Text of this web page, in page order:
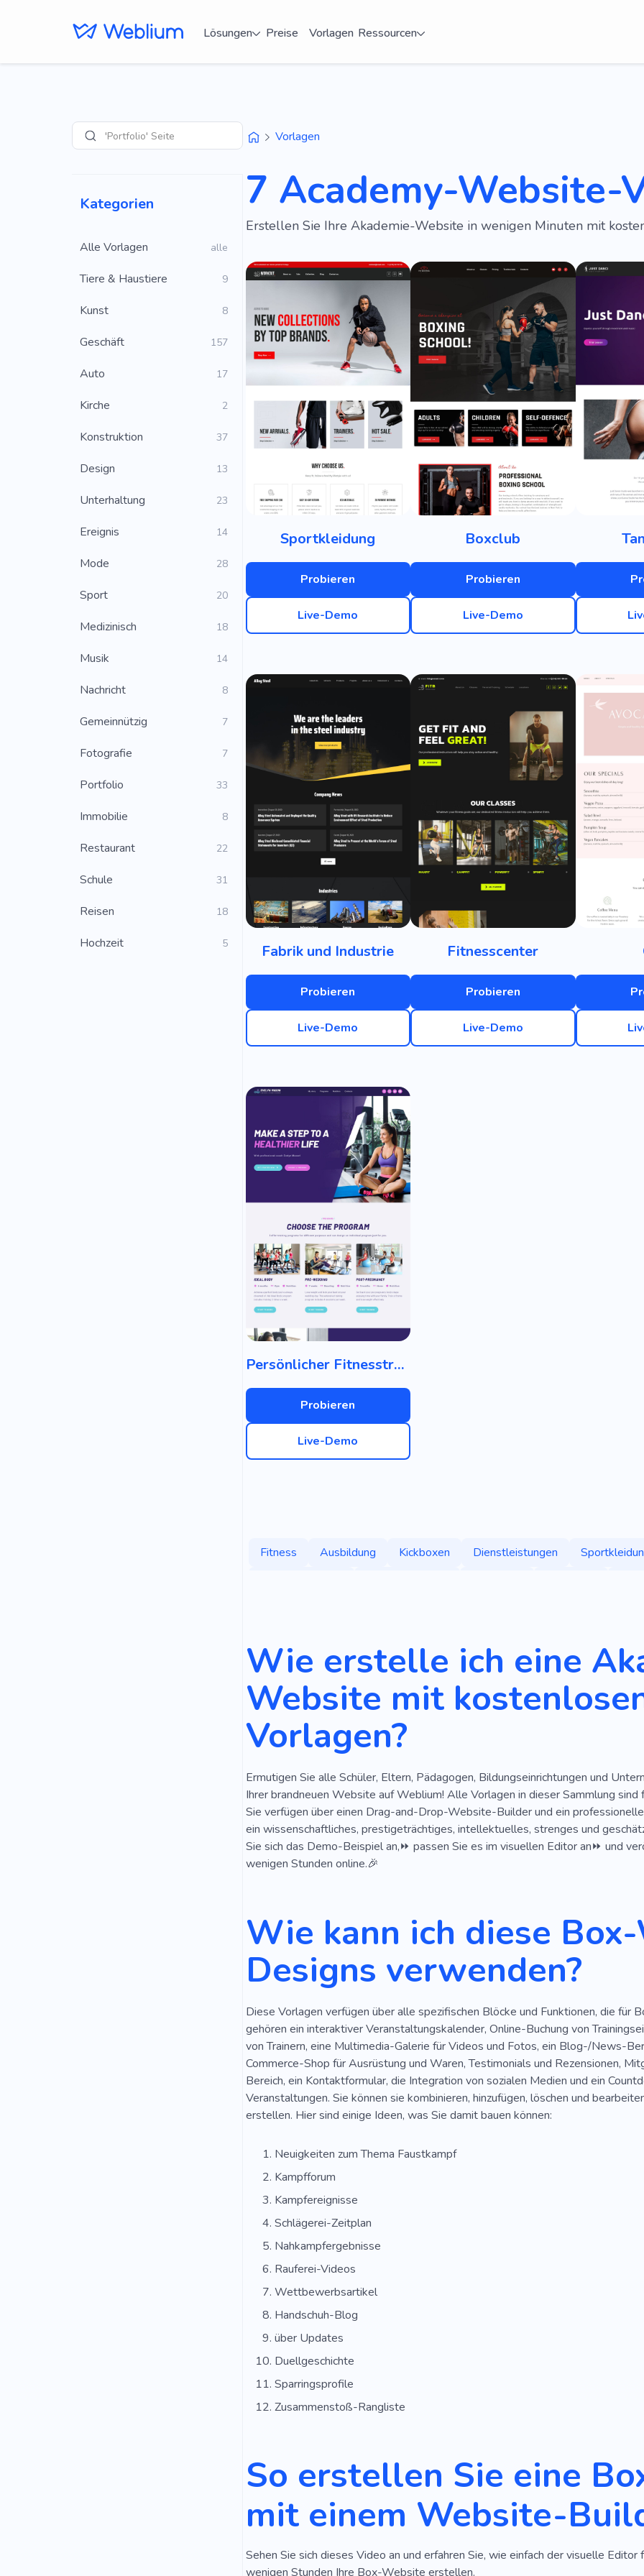
Lösungen Preise Vorlagen Ressourcen
Suche'Portfolio' Seiten
Kategorien
Alle Vorlagen alle
Tiere & Haustiere 9
Kunst 8
Geschäft 157
Auto 17
Kirche 2
Konstruktion 37
Design 13
Unterhaltung 23
Ereignis 14
Mode 28
Sport 20
Medizinisch 18
Musik 14
Nachricht 8
Gemeinnützig 7
Fotografie 7
Portfolio 33
Immobilie 8
Restaurant 22
Schule 31
Reisen 18
Hochzeit 5
Vorlagen
7 Academy-Website-
Erstellen Sie Ihre Akademie-Website in wenigen Minuten mit
Sportkleidung
Probieren
Live-Demo
Boxclub
Probieren
Live-Demo
Fabrik und Industrie
Probieren
Live-Demo
Fitnesscenter
Probieren
Live-Demo
Persönlicher Fitnesstrainer
Probieren
Live-Demo
Fitness Ausbildung Kickboxen Dienstleistungen
Mobile
SEO Kreativ Einfach Informativ Waffen
Trainer
Klasse Trainieren Akademie Stärke
Motivation
Üben
Ringen
Emotionen
Monteur
Gewicht Verloren Marathon Kraftdreikampf
Ergänzungen
Übergewicht Fitness Für Senioren
Gesundes Leben
Massenaufbau
Akademie Protein Erholung
Training Zu Hause
Athlet
Wie erstelle ich eine
Website mit
Vorlagen?
Ermutigen Sie alle Schüler, Eltern, Pädagogen, Bildungseinrichtungen und
Ihrer brandneuen Website auf Weblium! Alle Vorlagen in dieser Sammlung
Sie verfügen über einen Drag-and-Drop-Website-Builder und ein
ein wissenschaftliches, prestigeträchtiges, intellektuelles, strenges und
Sie sich das Demo-Beispiel an,⏩ passen Sie es im visuellen Editor an⏩ und
wenigen Stunden online.🎉
Wie kann ich diese
Designs verwenden?
Diese Vorlagen verfügen über alle spezifischen Blöcke und Funktionen, die für
gehören ein interaktiver Veranstaltungskalender, Online-Buchung von
von Trainern, eine Multimedia-Galerie für Videos und Fotos, ein Blog-/News-
Commerce-Shop für Ausrüstung und Waren, Testimonials und Rezensionen,
Bereich, ein Kontaktformular, die Integration von sozialen Medien und ein
Veranstaltungen. Sie können sie kombinieren, hinzufügen, löschen und
erstellen. Hier sind einige Ideen, was Sie damit bauen können:
Neuigkeiten zum Thema Faustkampf
Kampfforum
Kampfereignisse
Schlägerei-Zeitplan
Nahkampfergebnisse
Rauferei-Videos
Wettbewerbsartikel
Handschuh-Blog
über Updates
Duellgeschichte
Sparringsprofile
Zusammenstoß-Rangliste
So erstellen Sie eine
mit einem Website-
Sehen Sie sich dieses Video an und erfahren Sie, wie einfach der visuelle Editor
wenigen Stunden Ihre Box-Website erstellen.